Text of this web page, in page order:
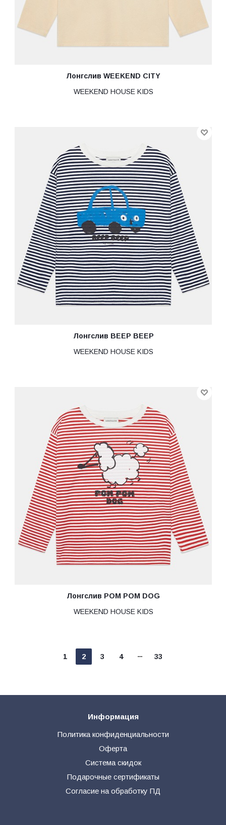
Лонгслив WEEKEND CITY
WEEKEND HOUSE KIDS
Лонгслив BEEP BEEP
WEEKEND HOUSE KIDS
Лонгслив POM POM DOG
WEEKEND HOUSE KIDS
1 2 3 4 33
Информация
Политика конфиденциальности
Оферта
Система скидок
Подарочные сертификаты
Согласие на обработку ПД